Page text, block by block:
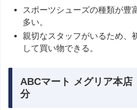
スポーツシューズの種類が豊
多い。
親切なスタッフがいるため、
して買い物できる。
ABCマート メグリア本店
分